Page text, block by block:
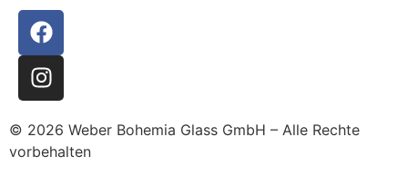
© 2026 Weber Bohemia Glass GmbH – Alle Rechte
vorbehalten